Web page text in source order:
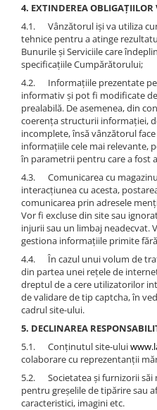
4. EXTINDEREA
4.1. Vânzătorul işi va utiliza
tehnice pentru a atinge
Bunurile şi Serviciile care
specificaţiile Cumpărătorului;
4.2. Informaţiile prezentate pe
informativ şi pot fi modificate
prealabilă. De asemenea, din
coerenţa structurii informaţiei,
incomplete, însă vânzătorul
informaţiile cele mai relevante,
în parametrii pentru care a fost
4.3. Comunicarea cu
interacțiunea cu acesta,
comunicarea prin adresele
Vor fi excluse din site sau
injurii sau un limbaj neadecvat.
gestiona informațiile primite
4.4. În cazul unui volum de
din partea unei rețele de
dreptul de a cere utilizatorilor
de validare de tip captcha, în
cadrul site-ului.
5. DECLINAREA
5.1. Conținutul site-ului
colaborare cu reprezentanții
5.2. Societatea și furnizorii săi
pentru greșelile de tipărire sau
caracteristici, imagini etc.